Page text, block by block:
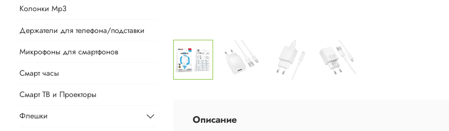
Описание
Колонки Mp3
Держатели для телефона/подставки
Микрофоны для смартфонов
Смарт часы
Смарт ТВ и Проекторы
Флешки